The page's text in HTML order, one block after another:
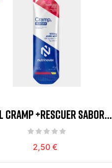
CRAMP +RESCUER SABOR
FRAMBUESA/LIMON
2,50 €